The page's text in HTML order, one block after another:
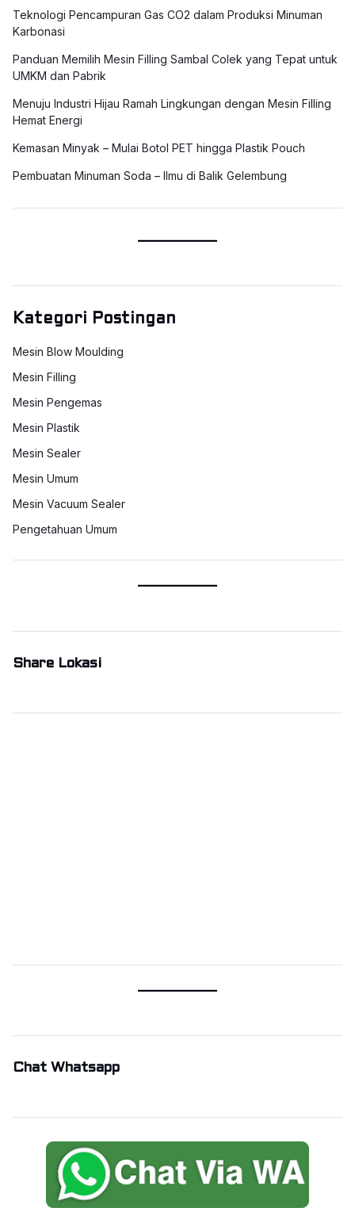
Teknologi Pencampuran Gas CO2 dalam Produksi Minuman
Karbonasi
Panduan Memilih Mesin Filling Sambal Colek yang Tepat untuk
UMKM dan Pabrik
Menuju Industri Hijau Ramah Lingkungan dengan Mesin Filling
Hemat Energi
Kemasan Minyak – Mulai Botol PET hingga Plastik Pouch
Pembuatan Minuman Soda – Ilmu di Balik Gelembung
Kategori Postingan
Mesin Blow Moulding
Mesin Filling
Mesin Pengemas
Mesin Plastik
Mesin Sealer
Mesin Umum
Mesin Vacuum Sealer
Pengetahuan Umum
Share Lokasi
Chat Whatsapp